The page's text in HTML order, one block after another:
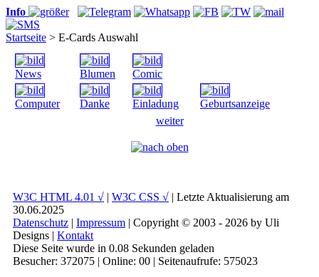
Info
Startseite > E-Cards Auswahl
News Blumen Comic
Computer Danke Einladung
Geburts­anzeige
weiter
W3C HTML 4.01 √ | W3C CSS √ | Letzte Aktualisierung am
30.06.2025
Datenschutz | Impressum | Copyright © 2003 - 2026 by Uli
Designs | Kontakt
Diese Seite wurde in 0.08 Sekunden geladen
Besucher: 372075 | Online: 00 | Seitenaufrufe: 575023